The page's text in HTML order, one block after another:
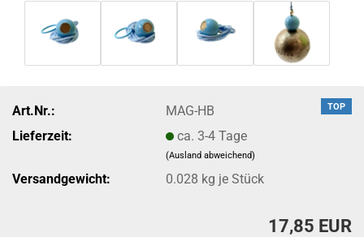
TOP
Art.Nr.:
MAG-HB
Lieferzeit:
ca. 3-4 Tage
(Ausland abweichend)
Versandgewicht: 0.028 kg je Stück
17,85 EUR